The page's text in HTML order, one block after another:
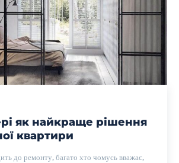
як найкраще рішення
квартири
до ремонту, багато хто чомусь вважає,